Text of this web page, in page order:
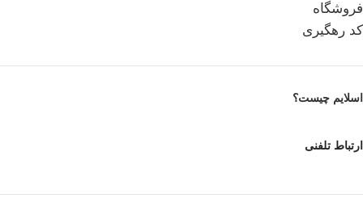
فروشگاه
کد رهگیری
اسلایم چیست؟
ارتباط تلفنی